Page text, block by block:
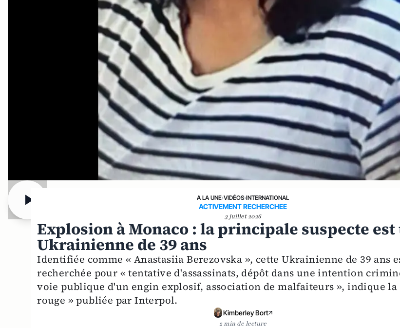
A LA UNE›VIDÉOS›INTERNATIONAL
ACTIVEMENT RECHERCHEE
3 juillet 2026
Explosion à Monaco : la principale suspecte est
Ukrainienne de 39 ans
Identifiée comme « Anastasiia Berezovska », cette Ukrainienne de 39 ans
recherchée pour « tentative d'assassinats, dépôt dans une intention
voie publique d'un engin explosif, association de malfaiteurs », indique la
rouge » publiée par Interpol.
Kimberley Bort
2 min de lecture